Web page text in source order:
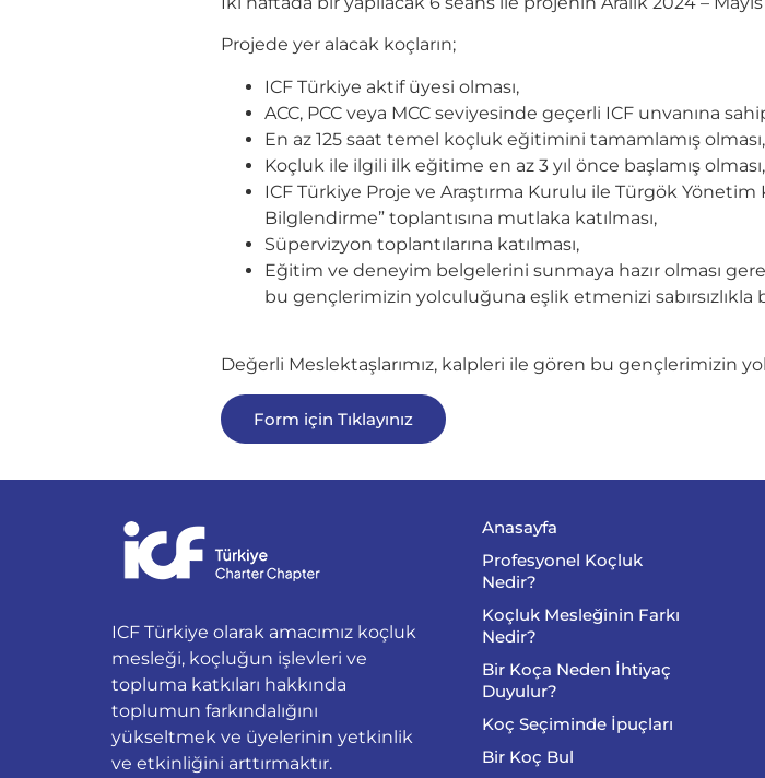
Projede yer alacak koçların;
ICF Türkiye aktif üyesi olması,
ACC, PCC veya MCC seviyesinde geçerli ICF unvanına
En az 125 saat temel koçluk eğitimini tamamlamış olması,
Koçluk ile ilgili ilk eğitime en az 3 yıl önce başlamış olması,
ICF Türkiye Proje ve Araştırma Kurulu ile Türgök Yönetim
Bilglendirme” toplantısına mutlaka katılması,
Süpervizyon toplantılarına katılması,
Eğitim ve deneyim belgelerini sunmaya hazır olması
bu gençlerimizin yolculuğuna eşlik etmenizi sabırsızlıkla
Değerli Meslektaşlarımız, kalpleri ile gören bu gençlerimizin
Form için Tıklayınız
ICF Türkiye olarak amacımız koçluk
mesleği, koçluğun işlevleri ve
topluma katkıları hakkında
toplumun farkındalığını
yükseltmek ve üyelerinin yetkinlik
ve etkinliğini arttırmaktır.
Anasayfa
Profesyonel Koçluk
Nedir?
Koçluk Mesleğinin Farkı
Nedir?
Bir Koça Neden İhtiyaç
Duyulur?
Koç Seçiminde İpuçları
Bir Koç Bul